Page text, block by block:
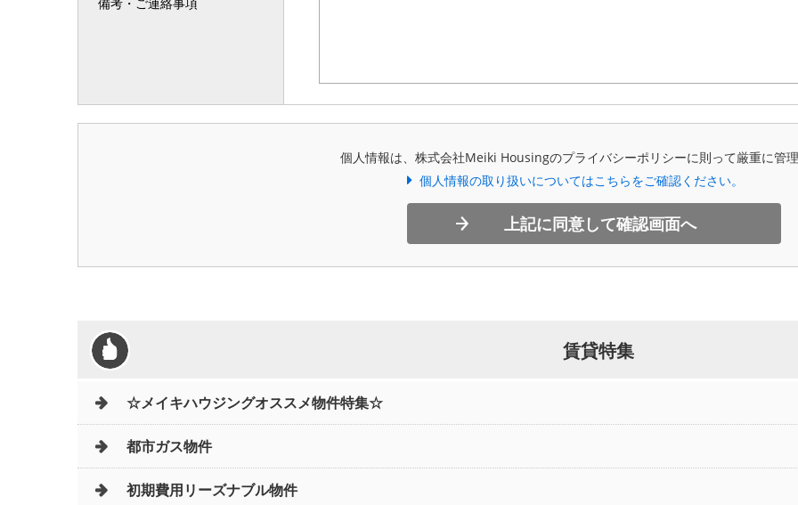
個人情報は、株式会社Meiki Housingのプライバシーポリシーに則って厳重に管理
個人情報の取り扱いについてはこちらをご確認ください。
上記に同意して確認画面へ
賃貸特集
☆メイキハウジングオススメ物件特集☆
都市ガス物件
初期費用リーズナブル物件